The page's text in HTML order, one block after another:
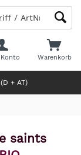
+ AT)
Warenkorb
saints